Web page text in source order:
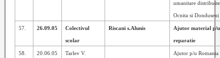
umanitare
Ocnita si Donduseni
57. 26.09.05 Colectivul
scolar
Riscani s.Alunis Ajutor material p/u
reparatie
58. 20.06.05 Tarlev V. Ajutor p/u Romania